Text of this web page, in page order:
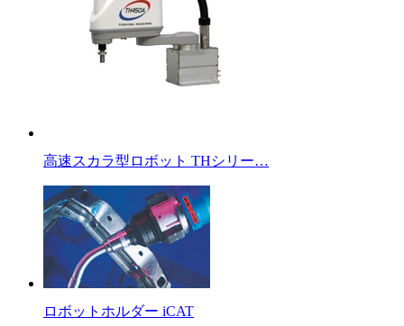
高速スカラ型ロボット THシリー…
ロボットホルダー iCAT